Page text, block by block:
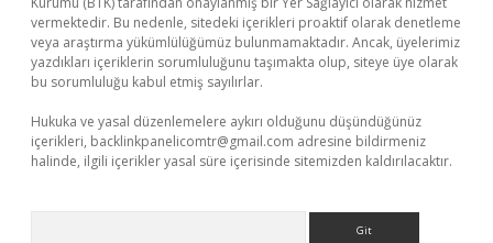
vermektedir. Bu nedenle, sitedeki içerikleri proaktif olarak denetleme
veya araştırma yükümlülüğümüz bulunmamaktadır. Ancak, üyelerimiz
yazdıkları içeriklerin sorumluluğunu taşımakta olup, siteye üye olarak
bu sorumluluğu kabul etmiş sayılırlar.
Hukuka ve yasal düzenlemelere aykırı olduğunu düşündüğünüz
içerikleri, backlinkpanelicomtr@gmail.com adresine bildirmeniz
halinde, ilgili içerikler yasal süre içerisinde sitemizden kaldırılacaktır.